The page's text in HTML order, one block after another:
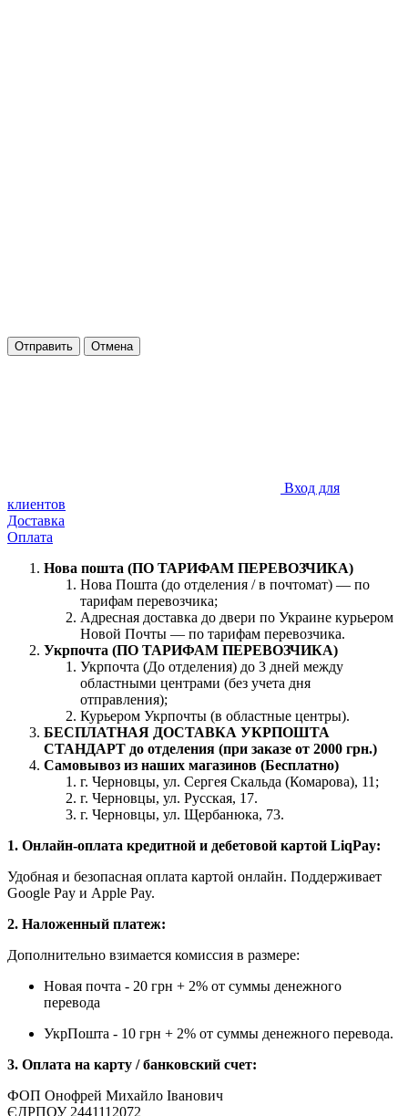
Отправить Отмена
Вход для
клиентов
Доставка
Оплата
Нова пошта (ПО ТАРИФАМ ПЕРЕВОЗЧИКА)
Нова Пошта (до отделения / в почтомат) — по
тарифам перевозчика;
Адресная доставка до двери по Украине курьером
Новой Почты — по тарифам перевозчика.
Укрпочта (ПО ТАРИФАМ ПЕРЕВОЗЧИКА)
Укрпочта (До отделения) до 3 дней между
областными центрами (без учета дня
отправления);
Курьером Укрпочты (в областные центры).
БЕСПЛАТНАЯ ДОСТАВКА УКРПОШТА
СТАНДАРТ до отделения (при заказе от 2000 грн.)
Самовывоз из наших магазинов (Бесплатно)
г. Черновцы, ул. Сергея Скальда (Комарова), 11;
г. Черновцы, ул. Русская, 17.
г. Черновцы, ул. Щербанюка, 73.
1. Онлайн-оплата кредитной и дебетовой картой LiqPay:
Удобная и безопасная оплата картой онлайн. Поддерживает
Google Pay и Apple Pay.
2. Наложенный платеж:
Дополнительно взимается комиссия в размере:
Новая почта - 20 грн + 2% от суммы денежного
перевода
УкрПошта - 10 грн + 2% от суммы денежного перевода.
3. Оплата на карту / банковский счет:
ФОП Онофрей Михайло Іванович
ЄДРПОУ 2441112072